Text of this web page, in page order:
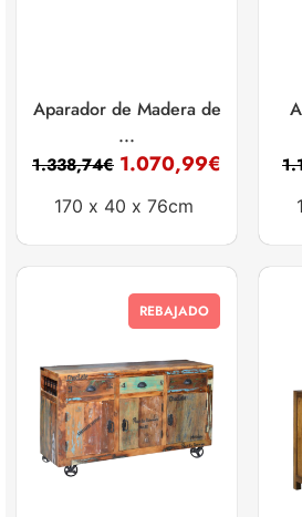
Aparador de Madera de
...
1.338,74€ 1.070,99€
170 x 40 x 76cm
REBAJADO